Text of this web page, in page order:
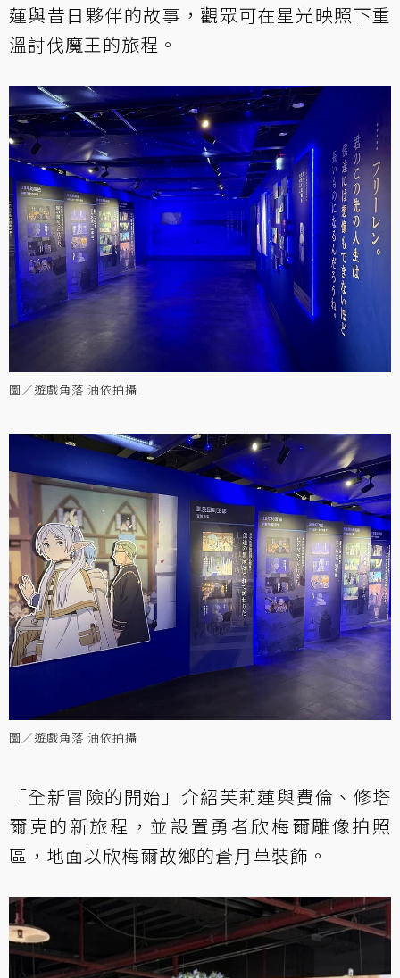
蓮與昔日夥伴的故事，觀眾可在星光映照下重
溫討伐魔王的旅程。
圖／遊戲角落 油依拍攝
圖／遊戲角落 油依拍攝
「全新冒險的開始」介紹芙莉蓮與費倫、修塔
爾克的新旅程，並設置勇者欣梅爾雕像拍照
區，地面以欣梅爾故鄉的蒼月草裝飾。